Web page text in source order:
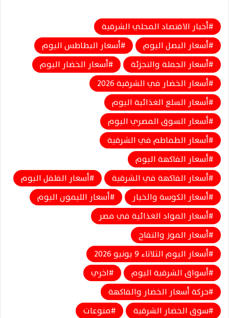
أخبار الاقتصاد المحلي الشرقية
أسعار البصل اليوم
أسعار البطاطس اليوم
أسعار الجملة والتجزئة
أسعار الخضار اليوم
أسعار الخضار في الشرقية 2026
أسعار السلع الغذائية اليوم
أسعار السوق المصري اليوم
أسعار الطماطم في الشرقية
أسعار الفاكهة اليوم
أسعار الفاكهة في الشرقية
أسعار الفلفل اليوم
أسعار الكوسة والخيار
أسعار الليمون اليوم
أسعار المواد الغذائية في مصر
أسعار الموز والتفاح
أسعار اليوم الثلاثاء 9 يونيو 2026
أسواق الشرقية اليوم
اخري
حركة أسعار الخضار والفاكهة
سوق الخضار الشرقية
منوعات